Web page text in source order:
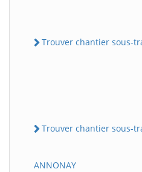
Trouver chantier sous-
Trouver chantier sous-
ANNONAY